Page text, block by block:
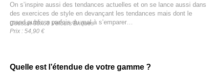
On s’inspire aussi des tendances actuelles et on se lance aussi dans
des exercices de style en devançant les tendances mais dont le
grand public a parfois du mal à s’emparer…
Coussin 30x60 Velours Briques
Prix : 54,90 €
Quelle est l’étendue de votre gamme ?